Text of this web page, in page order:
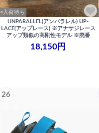
×入荷待ち
UNPARALLEL(アンパラレル) UP-
LACE(アップレース) ※アナサジレース
アップ類似の高剛性モデル ※廃番
18,150円
26